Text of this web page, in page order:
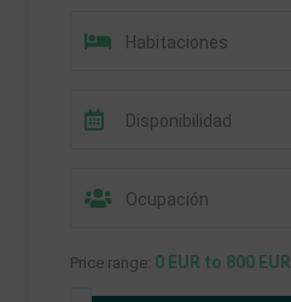
Habitaciones
Disponibilidad
Ocupación
Price range: 0 EUR to 800 EUR